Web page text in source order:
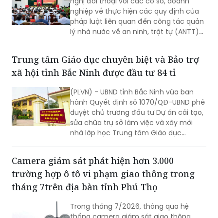
nghiệp về thực hiện các quy định của
pháp luật liên quan đến công tác quản
lý nhà nước về an ninh, trật tự (ANTT)
Trung tâm Giáo dục chuyên biệt và Bảo trợ
xã hội tỉnh Bắc Ninh được đầu tư 84 tỉ
(PLVN) - UBND tỉnh Bắc Ninh vừa ban
hành Quyết định số 1070/QĐ-UBND phê
duyệt chủ trương đầu tư Dự án cải tạo,
sửa chữa trụ sở làm việc và xây mới
nhà lớp học Trung tâm Giáo dục
đồng.
Camera giám sát phát hiện hơn 3.000
trường hợp ô tô vi phạm giao thông trong
tháng 7trên địa bàn tỉnh Phú Thọ
Trong tháng 7/2026, thông qua hệ